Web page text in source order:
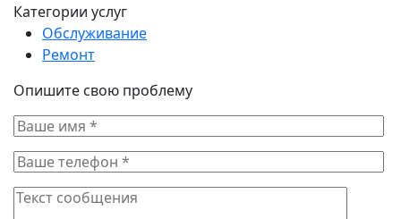
Категории услуг
Обслуживание
Ремонт
Опишите свою проблему